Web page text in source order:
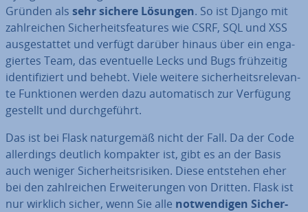
Gründen als sehr sichere Lösungen. So ist Django mit
zahl­rei­chen Si­cher­heits­fea­tures wie CSRF, SQL und XSS
aus­ge­stat­tet und verfügt darüber hinaus über ein en­ga­
gier­tes Team, das even­tu­el­le Lecks und Bugs früh­zei­tig
iden­ti­fi­ziert und behebt. Viele weitere si­cher­heits­re­le­van­
te Funk­tio­nen werden dazu au­to­ma­tisch zur Verfügung
gestellt und durch­ge­führt.
Das ist bei Flask na­tur­ge­mäß nicht der Fall. Da der Code
al­ler­dings deutlich kompakter ist, gibt es an der Basis
auch weniger Si­cher­heits­ri­si­ken. Diese entstehen eher
bei den zahl­rei­chen Er­wei­te­run­gen von Dritten. Flask ist
nur wirklich sicher, wenn Sie alle not­wen­di­gen Si­cher­